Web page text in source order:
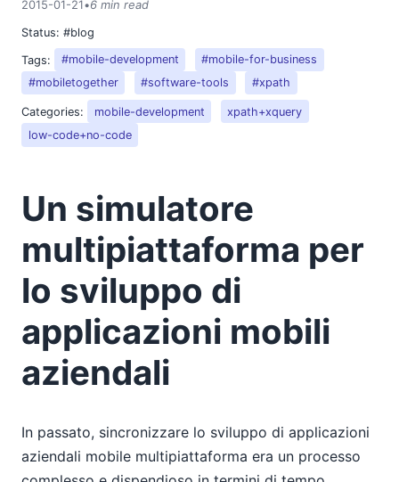
2015-01-21•6 min read
Status: #blog
Tags:
#mobile-development
#mobile-for-business
#mobiletogether
#software-tools #xpath
Categories: mobile-development
xpath+xquery
low-code+no-code
Un simulatore
multipiattaforma per
lo sviluppo di
applicazioni mobili
aziendali
In passato, sincronizzare lo sviluppo di applicazioni
aziendali mobile multipiattaforma era un processo